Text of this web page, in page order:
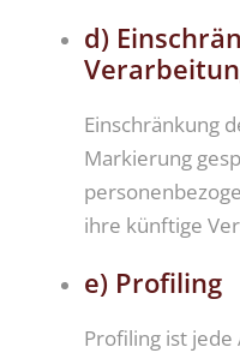
d)
Einschränkung
Markierung
ihre künftige
e) Profiling
Profiling ist